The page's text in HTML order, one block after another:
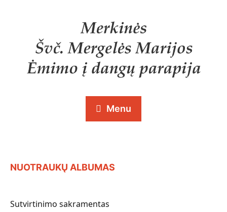
Menu
NUOTRAUKŲ ALBUMAS
Sutvirtinimo sakramentas